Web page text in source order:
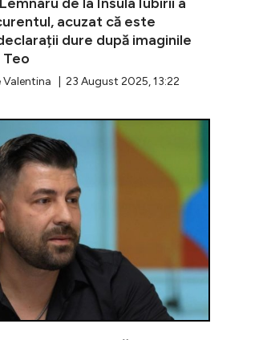
acuzat că este
dure după imaginile
Teo
Valentina | 23 August 2025, 13:22
Sora ei, Alexandra, este o